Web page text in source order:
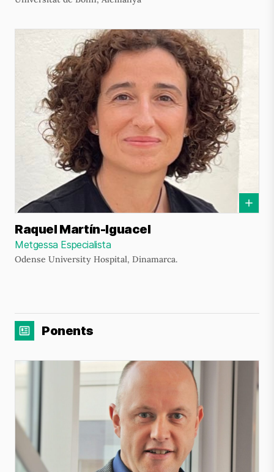
Raquel Martín-Iguacel
Metgessa Especialista
Odense University Hospital, Dinamarca.
Ponents